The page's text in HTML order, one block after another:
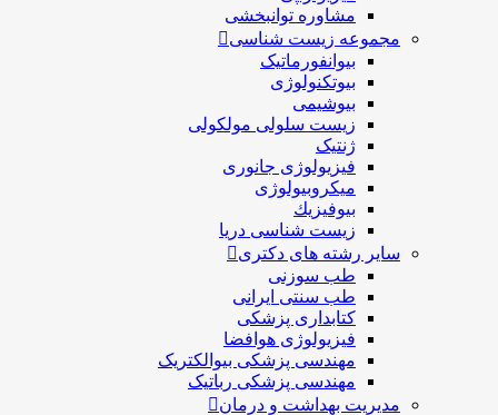
مشاوره توانبخشی
مجموعه زیست شناسی
بیوانفورماتیک
بیوتکنولوژی
بیوشیمی
زیست سلولی مولکولی
ژنتیک
فیزیولوژی جانوری
میکروبیولوژی
بيوفيزيك
زیست شناسی دریا
سایر رشته های دکتری
طب سوزنی
طب سنتی ایرانی
کتابداری پزشکی
فیزیولوژی هوافضا
مهندسی پزشکی بیوالکتریک
مهندسی پزشکی رباتیک
مدیریت بهداشت و درمان